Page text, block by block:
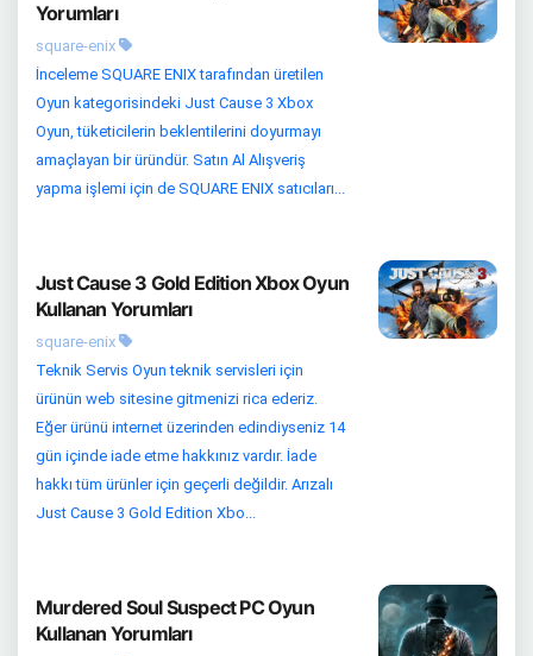
Yorumları
square-enix
İnceleme SQUARE ENIX tarafından üretilen
Oyun kategorisindeki Just Cause 3 Xbox
Oyun, tüketicilerin beklentilerini doyurmayı
amaçlayan bir üründür. Satın Al Alışveriş
yapma işlemi için de SQUARE ENIX satıcıları...
Just Cause 3 Gold Edition Xbox Oyun
Kullanan Yorumları
square-enix
Teknik Servis Oyun teknik servisleri için
ürünün web sitesine gitmenizi rica ederiz.
Eğer ürünü internet üzerinden edindiyseniz 14
gün içinde iade etme hakkınız vardır. İade
hakkı tüm ürünler için geçerli değildir. Arızalı
Just Cause 3 Gold Edition Xbo...
Murdered Soul Suspect PC Oyun
Kullanan Yorumları